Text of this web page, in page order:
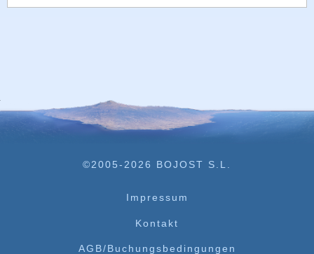
©2005-2026 BOJOST S.L.
Impressum
Kontakt
AGB/Buchungsbedingungen